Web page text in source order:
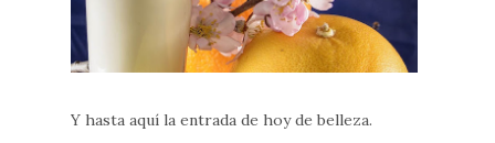
Y hasta aquí la entrada de hoy de belleza.